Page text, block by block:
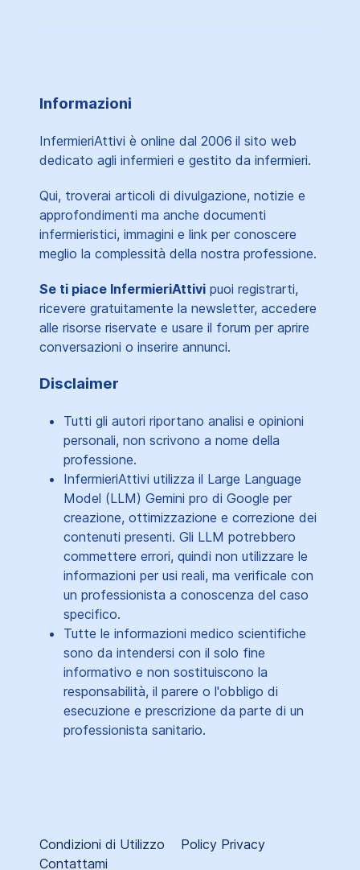
Informazioni
InfermieriAttivi è online dal 2006 il sito web
dedicato agli infermieri e gestito da infermieri.
Qui, troverai articoli di divulgazione, notizie e
approfondimenti ma anche documenti
infermieristici, immagini e link per conoscere
meglio la complessità della nostra professione.
Se ti piace InfermieriAttivi puoi registrarti,
ricevere gratuitamente la newsletter, accedere
alle risorse riservate e usare il forum per aprire
conversazioni o inserire annunci.
Disclaimer
Tutti gli autori riportano analisi e opinioni
personali, non scrivono a nome della
professione.
InfermieriAttivi utilizza il Large Language
Model (LLM) Gemini pro di Google per
creazione, ottimizzazione e correzione dei
contenuti presenti. Gli LLM potrebbero
commettere errori, quindi non utilizzare le
informazioni per usi reali, ma verificale con
un professionista a conoscenza del caso
specifico.
Tutte le informazioni medico scientifiche
sono da intendersi con il solo fine
informativo e non sostituiscono la
responsabilità, il parere o l'obbligo di
esecuzione e prescrizione da parte di un
professionista sanitario.
Condizioni di Utilizzo
Policy Privacy
Contattami